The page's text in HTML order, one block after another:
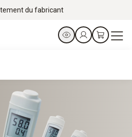
du fabricant